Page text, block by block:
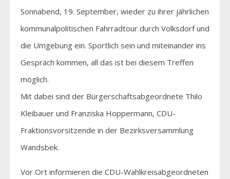
Sonnabend, 19. September, wieder zu ihrer jährlichen
kommunalpolitischen Fahrradtour durch Volksdorf und
die Umgebung ein. Sportlich sein und miteinander ins
Gespräch kommen, all das ist bei diesem Treffen
möglich.
Mit dabei sind der Bürgerschaftsabgeordnete Thilo
Kleibauer und Franziska Hoppermann, CDU-
Fraktionsvorsitzende in der Bezirksversammlung
Wandsbek.
Vor Ort informieren die CDU-Wahlkreisabgeordneten